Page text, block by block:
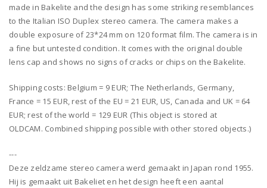
made in Bakelite and the design has some striking resemblances
to the Italian ISO Duplex stereo camera. The camera makes a
double exposure of 23*24 mm on 120 format film. The camera is in
a fine but untested condition. It comes with the original double
lens cap and shows no signs of cracks or chips on the Bakelite.
Shipping costs: Belgium = 9 EUR; The Netherlands, Germany,
France = 15 EUR, rest of the EU = 21 EUR, US, Canada and UK = 64
EUR; rest of the world = 129 EUR (This object is stored at
OLDCAM. Combined shipping possible with other stored objects.)
---
Deze zeldzame stereo camera werd gemaakt in Japan rond 1955.
Hij is gemaakt uit Bakeliet en het design heeft een aantal